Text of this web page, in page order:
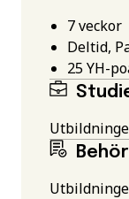
7 veckor
Deltid,
25YH-